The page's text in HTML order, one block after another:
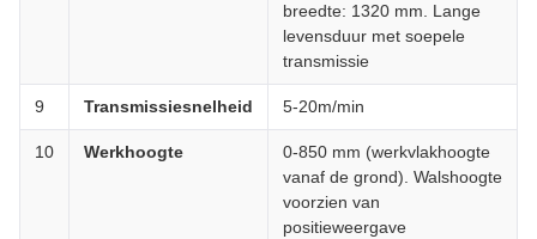
breedte: 1320 mm. Lange
levensduur met soepele
transmissie
9 Transmissiesnelheid 5-20m/min
10 Werkhoogte
0-850 mm (werkvlakhoogte
vanaf de grond). Walshoogte
voorzien van
positieweergave